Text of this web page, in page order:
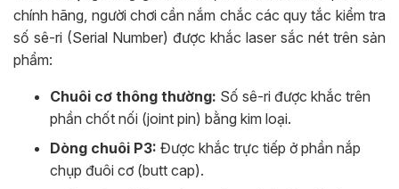
chính hãng, người chơi cần nắm chắc các quy tắc kiểm tra
số sê-ri (Serial Number) được khắc laser sắc nét trên sản
phẩm:
Chuôi cơ thông thường: Số sê-ri được khắc trên
phần chốt nối (joint pin) bằng kim loại.
Dòng chuôi P3: Được khắc trực tiếp ở phần nắp
chụp đuôi cơ (butt cap).